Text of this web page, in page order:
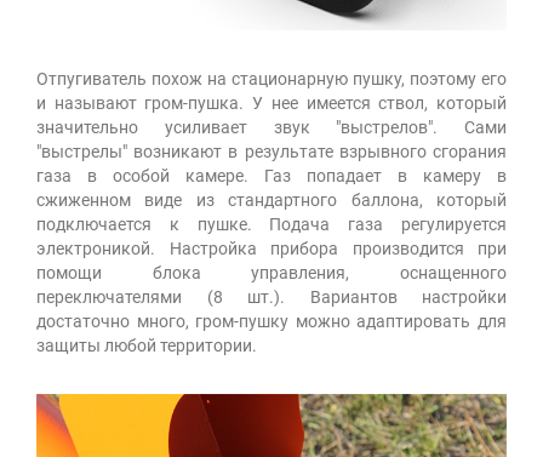
Отпугиватель похож на стационарную пушку, поэтому его
и называют гром-пушка. У нее имеется ствол, который
значительно усиливает звук "выстрелов". Сами
"выстрелы" возникают в результате взрывного сгорания
газа в особой камере. Газ попадает в камеру в
сжиженном виде из стандартного баллона, который
подключается к пушке. Подача газа регулируется
электроникой. Настройка прибора производится при
помощи блока управления, оснащенного
переключателями (8 шт.). Вариантов настройки
достаточно много, гром-пушку можно адаптировать для
защиты любой территории.